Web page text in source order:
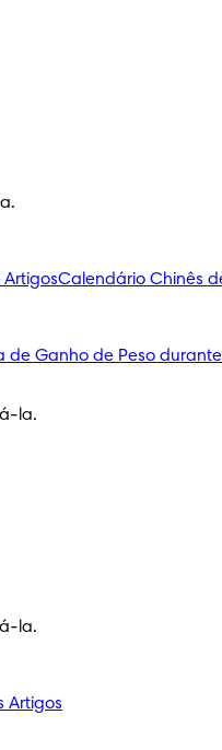
ArtigosCalendário Chinês
de Ganho de Peso
la.
la.
Artigos